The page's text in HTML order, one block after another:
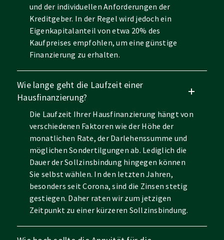
und der individuellen Anforderungen der
Kreditgeber. In der Regel wird jedoch ein
Eigenkapitalanteil von etwa 20% des
Kaufpreises empfohlen, um eine günstige
Finanzierung zu erhalten.
Wie lange geht die Laufzeit einer
Hausfinanzierung?
Die Laufzeit Ihrer Hausfinanzierung hängt von
verschiedenen Faktoren wie der Höhe der
monatlichen Rate, der Darlehenssumme und
möglichen Sondertilgungen ab. Lediglich die
Dauer der Sollzinsbindung hingegen können
Sie selbst wählen. In den letzten Jahren,
besonders seit Corona, sind die Zinsen stetig
gestiegen. Daher raten wir zum jetzigen
Zeitpunkt zu einer kürzeren Sollzinsbindung.